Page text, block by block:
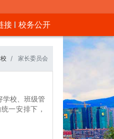
接 校务公开
家长委员会
校、班级管
一安排下，